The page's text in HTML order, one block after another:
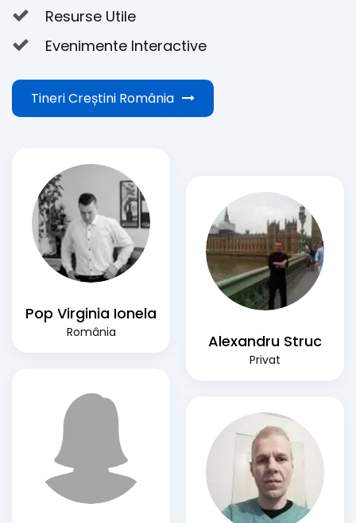
Resurse Utile
Evenimente Interactive
Tineri Creștini România
Pop Virginia Ionela
România Alexandru Struc
Privat